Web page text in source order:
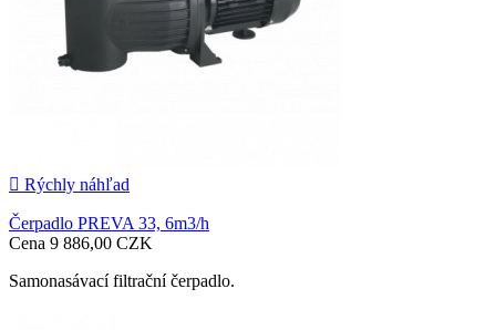
 Rýchly náhľad
Čerpadlo PREVA 33, 6m3/h
Cena 9 886,00 CZK
Samonasávací filtrační čerpadlo.